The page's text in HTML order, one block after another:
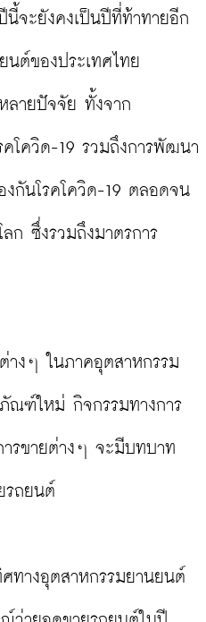
จะยังคงเป็นปีที่ท้าทายอีก
นต์ของประเทศไทย
ลายปัจจัย ทั้งจาก
คโควิด-19 รวมถึงการพัฒนา
งกันโรคโควิด-19 ตลอดจน
ก ซึ่งรวมถึงมาตรการ
างๆ ในภาคอุตสาหกรรม
ณฑ์ใหม่ กิจกรรมทางการ
ารขายต่างๆ จะมีบทบาท
รถยนต์
ทางอุตสาหกรรมยานยนต์